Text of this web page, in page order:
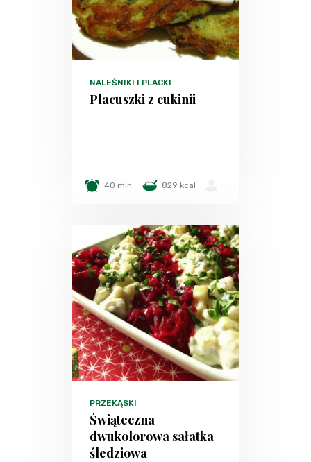
NALEŚNIKI I PLACKI
Placuszki z cukinii
40 min. 829 kcal
PRZEKĄSKI
Świąteczna
dwukolorowa sałatka
śledziowa